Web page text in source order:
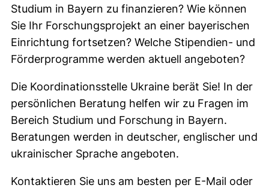
Studium in Bayern zu finanzieren? Wie können
Sie Ihr Forschungsprojekt an einer bayerischen
Einrichtung fortsetzen? Welche Stipendien- und
Förderprogramme werden aktuell angeboten?
Die Koordinationsstelle Ukraine berät Sie! In der
persönlichen Beratung helfen wir zu Fragen im
Bereich Studium und Forschung in Bayern.
Beratungen werden in deutscher, englischer und
ukrainischer Sprache angeboten.
Kontaktieren Sie uns am besten per E-Mail oder